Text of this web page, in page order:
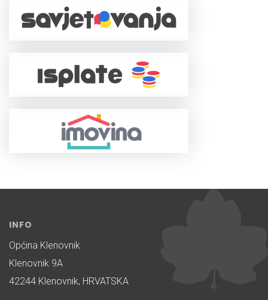
INFO
Općina Klenovnik
Klenovnik 9A
42244 Klenovnik, HRVATSKA